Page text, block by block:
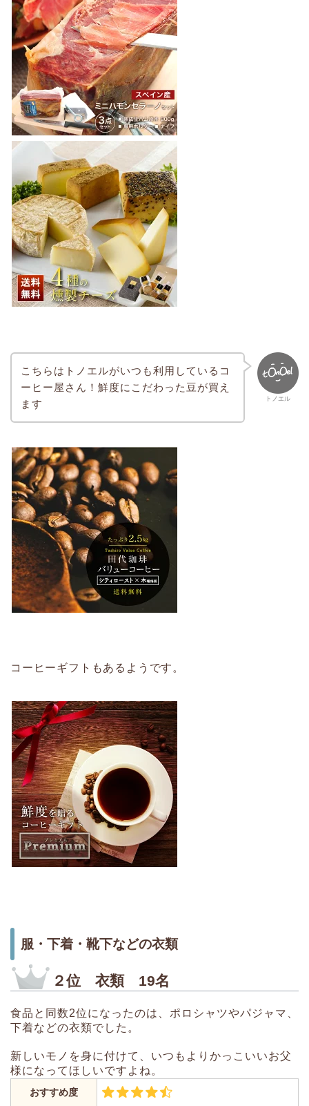
トノエル
こちらはトノエルがいつも利用しているコ
ーヒー屋さん！鮮度にこだわった豆が買え
ます
コーヒーギフトもあるようです。
服・下着・靴下などの衣類
２位 衣類 19名
食品と同数2位になったのは、ポロシャツやパジャマ、
下着などの衣類でした。
新しいモノを身に付けて、いつもよりかっこいいお父
様になってほしいですよね。
おすすめ度